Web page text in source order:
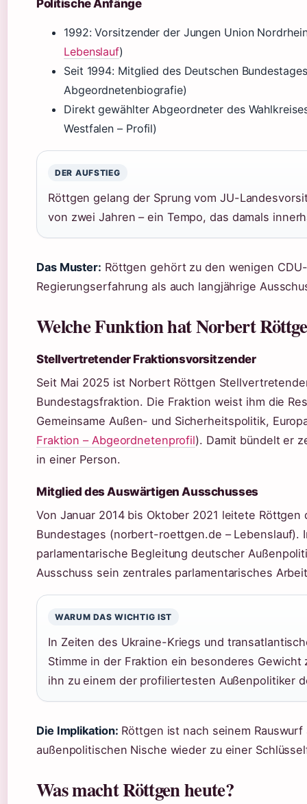
Politische Anfänge
1992: Vorsitzender der Jungen Union
Lebenslauf)
Seit 1994: Mitglied des Deutschen
Abgeordnetenbiografie)
Direkt gewählter Abgeordneter des
Westfalen – Profil)
DER AUFSTIEG
Röttgen gelang der Sprung vom JU-
von zwei Jahren – ein Tempo, das damals
Das Muster: Röttgen gehört zu den wenigen
Regierungserfahrung als auch langjährige
Welche Funktion hat Norbert
Stellvertretender Fraktionsvorsitzender
Seit Mai 2025 ist Norbert Röttgen
Bundestagsfraktion. Die Fraktion weist ihm die
Gemeinsame Außen- und Sicherheitspolitik,
Fraktion – Abgeordnetenprofil). Damit bündelt er
in einer Person.
Mitglied des Auswärtigen Ausschusses
Von Januar 2014 bis Oktober 2021 leitete
Bundestages (norbert-roettgen.de – Lebenslauf).
parlamentarische Begleitung deutscher
Ausschuss sein zentrales parlamentarisches
WARUM DAS WICHTIG IST
In Zeiten des Ukraine-Kriegs und
Stimme in der Fraktion ein besonderes
ihn zu einem der profiliertesten Außenpolitiker
Die Implikation: Röttgen ist nach seinem
außenpolitischen Nische wieder zu einer
Was macht Röttgen heute?